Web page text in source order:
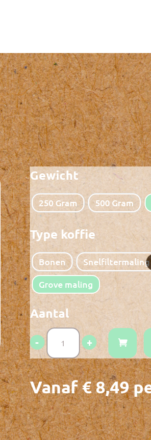
Gewicht
250 Gram 500 Gram
Type koffie
Bonen Snelfiltermaling
Grove maling
-
Bakkie
Peru
hoeveelheid
+
Vanaf€8,49